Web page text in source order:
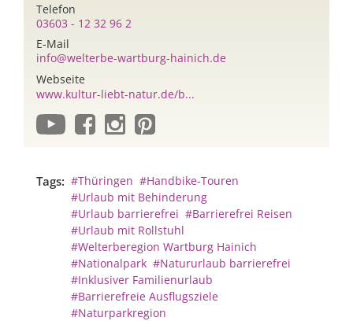
Telefon
03603 - 12 32 96 2
E-Mail
info@welterbe-wartburg-hainich.de
Webseite
www.kultur-liebt-natur.de/b...
Tags: #Thüringen #Handbike-Touren
#Urlaub mit Behinderung
#Urlaub barrierefrei #Barrierefrei Reisen
#Urlaub mit Rollstuhl
#Welterberegion Wartburg Hainich
#Nationalpark #Natururlaub barrierefrei
#Inklusiver Familienurlaub
#Barrierefreie Ausflugsziele
#Naturparkregion